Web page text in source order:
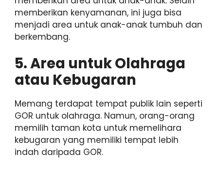
memberikan kenyamanan, ini juga bisa
menjadi area untuk anak-anak tumbuh dan
berkembang.
5. Area untuk Olahraga
atau Kebugaran
Memang terdapat tempat publik lain seperti
GOR untuk olahraga. Namun, orang-orang
memilih taman kota untuk memelihara
kebugaran yang memiliki tempat lebih
indah daripada GOR.